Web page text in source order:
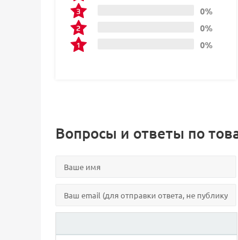
0%
0%
0%
Вопросы и ответы по